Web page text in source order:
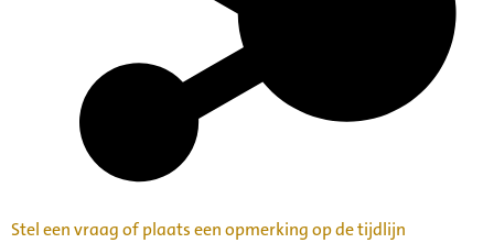
Stel een vraag of plaats een opmerking op de tijdlijn